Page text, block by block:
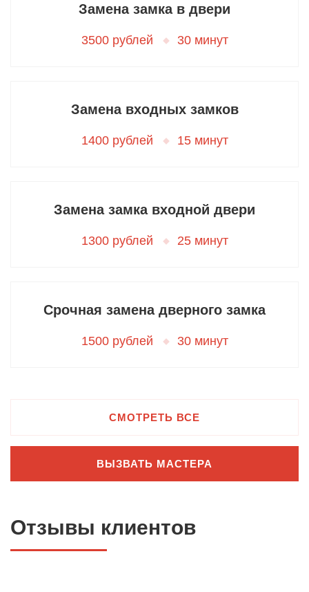
Замена замка в двери
3500 рублей 30 минут
Замена входных замков
1400 рублей 15 минут
Замена замка входной двери
1300 рублей 25 минут
Срочная замена дверного замка
1500 рублей 30 минут
СМОТРЕТЬ ВСЕ
ВЫЗВАТЬ МАСТЕРА
Отзывы клиентов